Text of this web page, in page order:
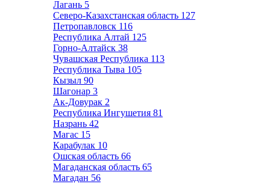
Лагань 5
Северо-Казахстанская область 127
Петропавловск 116
Республика Алтай 125
Горно-Алтайск 38
Чувашская Республика 113
Республика Тыва 105
Кызыл 90
Шагонар 3
Ак-Довурак 2
Республика Ингушетия 81
Назрань 42
Магас 15
Карабулак 10
Ошская область 66
Магаданская область 65
Магадан 56